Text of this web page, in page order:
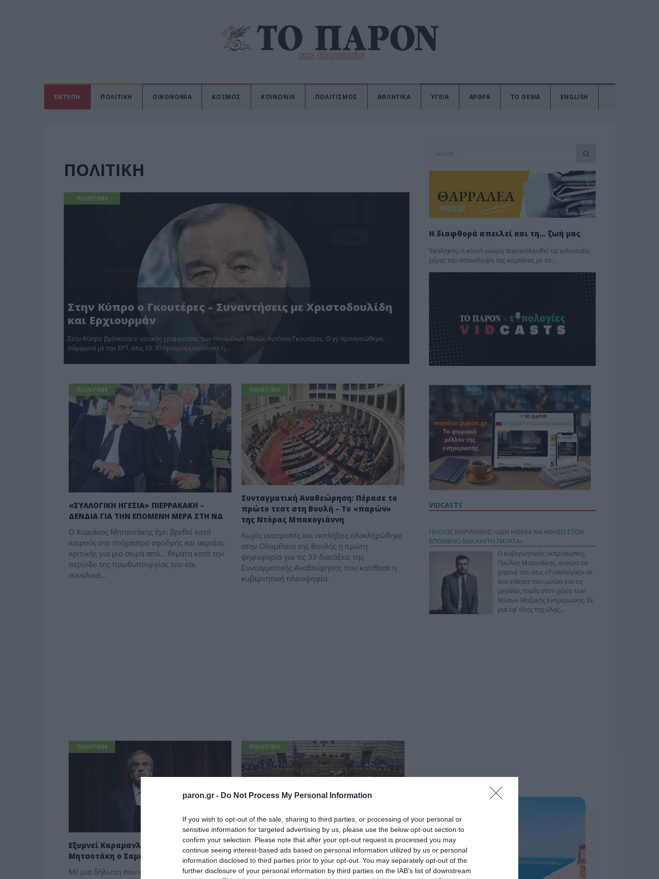
paron.gr - Do Not Process My Personal Information
If you wish to opt-out of the sale, sharing to third parties, or processing of your personal or
sensitive information for targeted advertising by us, please use the below opt-out section to
confirm your selection. Please note that after your opt-out request is processed you may
continue seeing interest-based ads based on personal information utilized by us or personal
information disclosed to third parties prior to your opt-out. You may separately opt-out of the
further disclosure of your personal information by third parties on the IAB’s list of downstream
ΕΝΤΥΠΗ ΠΟΛΙΤΙΚΗ ΟΙΚΟΝΟΜΙΑ ΚΟΣΜΟΣ ΚΟΙΝΩΝΙΑ ΠΟΛΙΤΙΣΜΟΣ ΑΘΛΗΤΙΚΑ ΥΓΕΙΑ ΑΡΘΡΑ ΤΟ ΘΕΜΑ ENGLISH
ΠΟΛΙΤΙΚΗ
ΠΟΛΙΤΙΚΗ
Στην Κύπρο ο Γκουτέρες – Συναντήσεις με Χριστοδουλίδη
και Ερχιουρμάν
Στην Κύπρο βρίσκεται ο γενικός γραμματέας των Ηνωμένων Εθνών Αντόνιο Γκουτέρες, Ο γγ προσγειώθηκε,
σύμφωνα με την ΕΡΤ, στις 10: 30 προγραμματίστηκε η…
ΠΟΛΙΤΙΚΗ
«ΣΥΛΛΟΓΙΚΗ ΗΓΕΣΙΑ» ΠΙΕΡΡΑΚΑΚΗ –
ΔΕΝΔΙΑ ΓΙΑ ΤΗΝ ΕΠΟΜΕΝΗ ΜΕΡΑ ΣΤΗ ΝΔ
Ο Κυριάκος Μητσοτάκης έχει βρεθεί κατά
καιρούς στο στόχαστρο σφοδρής και ακραίας
κριτικής για μια σειρά από… θέματα κατά την
περίοδο της πρωθυπουργίας του και
συνολικά…
ΠΟΛΙΤΙΚΗ
Συνταγματική Αναθεώρηση: Πέρασε το
πρώτο τεστ στη Βουλή – Το «παρών»
της Ντόρας Μπακογιάννη
Χωρίς ανατροπές και εκπλήξεις ολοκληρώθηκε
στην Ολομέλεια της Βουλής η πρώτη
ψηφοφορία για τις 33 διατάξεις της
Συνταγματικής Αναθεώρησης που κατέθεσε η
κυβερνητική πλειοψηφία.
ΠΟΛΙΤΙΚΗ
Εξυμνεί Καραμανλή, αποδομεί
Μητσοτάκη ο Σαμαράς
Με μια δήλωση που συμπυκνώνει τη βαθιά
ΠΟΛΙΤΙΚΗ
Σήματα καπνού ΗΠΑ – ΕΕ για κυβέρνηση
συνεργασίας
Η διαφθορά απειλεί και τη… ζωή μας
Έκπληκτη, η κοινή γνώμη παρακολουθεί τις τελευταίες
μέρες την αποκάλυψη της κο­μπίνας με τα…
VIDCASTS
ΠΑΥΛΟΣ ΜΑΡΙΝΑΚΗΣ: «ΔΕΝ ΗΘΕΛΑ ΝΑ ΑΦΗΣΩ ΣΤΟΝ
ΕΠΟΜΕΝΟ ΜΙΑ ΚΑΥΤΗ ΠΑΤΑΤΑ»
Ο κυβερνητικός εκπρόσωπος,
Παύλος Μαρινάκης, ανοίγει τα
χαρτιά του στις «Τυπολογίες» σε
ένα vidcast που μιλάει για τις
μεγάλες τομές στον χώρο των
Μέσων Μαζικής Ενημέρωσης. Σε
μια εφ’ όλης της ύλης